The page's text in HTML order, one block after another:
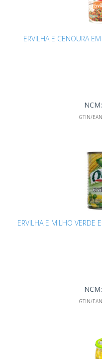
ERVILHA E CENOURA
NCM:
GTIN/
ERVILHA E MILHO VERDE
NCM:
GTIN/